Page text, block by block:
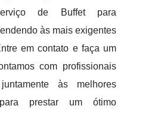
de Buffet para
às mais exigentes
em contato e faça um
com profissionais
às melhores
para prestar um ótimo